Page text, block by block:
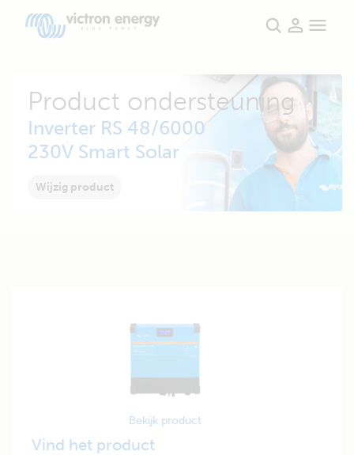
Product ondersteuning
Inverter RS 48/6000
230V Smart Solar
Wijzig product
Bekijk product
Vind het product